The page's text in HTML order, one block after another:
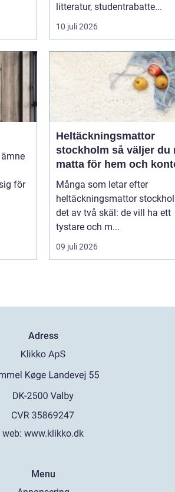
litteratur, studentrabatte...
10 juli 2026
för
Heltäckningsmattor
stockholm så väljer du rätt
matta för hem och
Många som letar efter
heltäckningsmattor
det av två skäl: de vill ha ett
tystare och m...
09 juli 2026
Adress
web: www.klikko.dk
Menu